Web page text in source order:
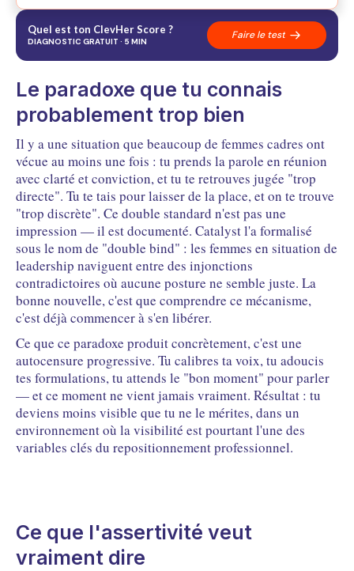
Quel est ton ClevHer Score ?
DIAGNOSTIC GRATUIT · 5 MIN Faire le test
Le paradoxe que tu connais
probablement trop bien
Il y a une situation que beaucoup de femmes cadres ont
vécue au moins une fois : tu prends la parole en réunion
avec clarté et conviction, et tu te retrouves jugée "trop
directe". Tu te tais pour laisser de la place, et on te trouve
"trop discrète". Ce double standard n'est pas une
impression — il est documenté. Catalyst l'a formalisé
sous le nom de "double bind" : les femmes en situation de
leadership naviguent entre des injonctions
contradictoires où aucune posture ne semble juste. La
bonne nouvelle, c'est que comprendre ce mécanisme,
c'est déjà commencer à s'en libérer.
Ce que ce paradoxe produit concrètement, c'est une
autocensure progressive. Tu calibres ta voix, tu adoucis
tes formulations, tu attends le "bon moment" pour parler
— et ce moment ne vient jamais vraiment. Résultat : tu
deviens moins visible que tu ne le mérites, dans un
environnement où la visibilité est pourtant l'une des
variables clés du repositionnement professionnel.
Ce que l'assertivité veut
vraiment dire
Le paradoxe que tu connais probablement trop bien
01
Ce que l'assertivité veut vraiment dire
Pourquoi c'est structurellement difficile, pas une
03
Trois situations où l'assertivité change tout
04
Comment développer cette posture concrètement
Questions fréquentes
FAQ